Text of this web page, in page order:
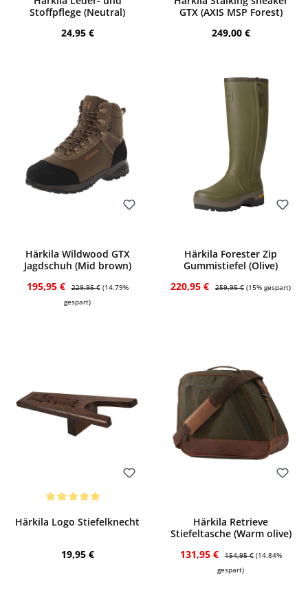
Stoffpflege (Neutral)
Regulärer Preis:
24,95 €
GTX (AXIS MSP Forest)
Regulärer Preis:
249,00 €
Härkila Wildwood GTX
Jagdschuh (Mid brown)
Verkaufspreis:
195,95 € Regulärer Preis:
229,95 € (14.79%
gespart)
Härkila Forester Zip
Gummistiefel (Olive)
Verkaufspreis:
220,95 € Regulärer Preis:
259,95 € (15% gespart)
Bewerten
Härkila Logo Stiefelknecht
Regulärer Preis:
19,95 €
Härkila Retrieve
Stiefeltasche (Warm olive)
Verkaufspreis:
131,95 € Regulärer Preis:
154,95 € (14.84%
gespart)